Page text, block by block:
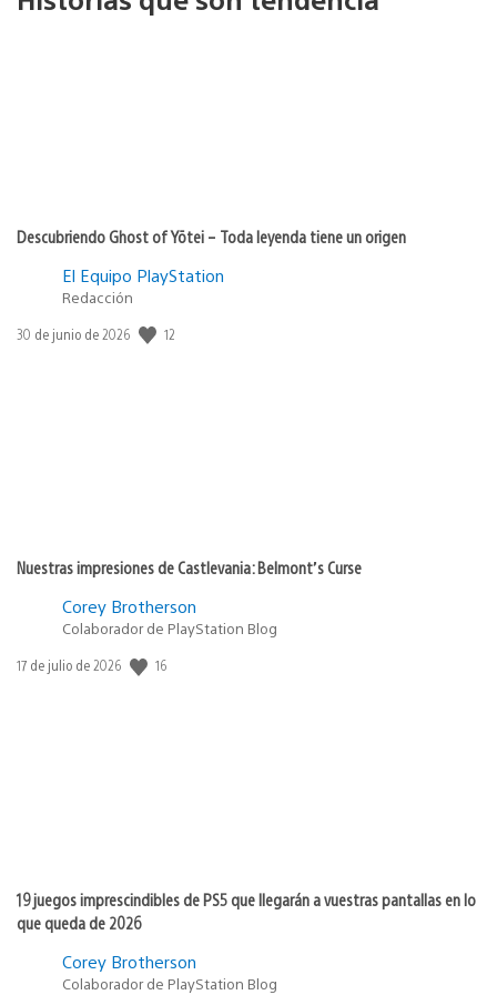
Descubriendo Ghost of Yōtei – Toda leyenda tiene un origen
El Equipo PlayStation
Redacción
Fecha
30 de junio de 2026 12
Nuestras impresiones de Castlevania: Belmont’s Curse
Corey Brotherson
Colaborador de PlayStation Blog
Fecha
17 de julio de 2026 16
19 juegos imprescindibles de PS5 que llegarán a vuestras pantallas en lo
que queda de 2026
Corey Brotherson
Colaborador de PlayStation Blog